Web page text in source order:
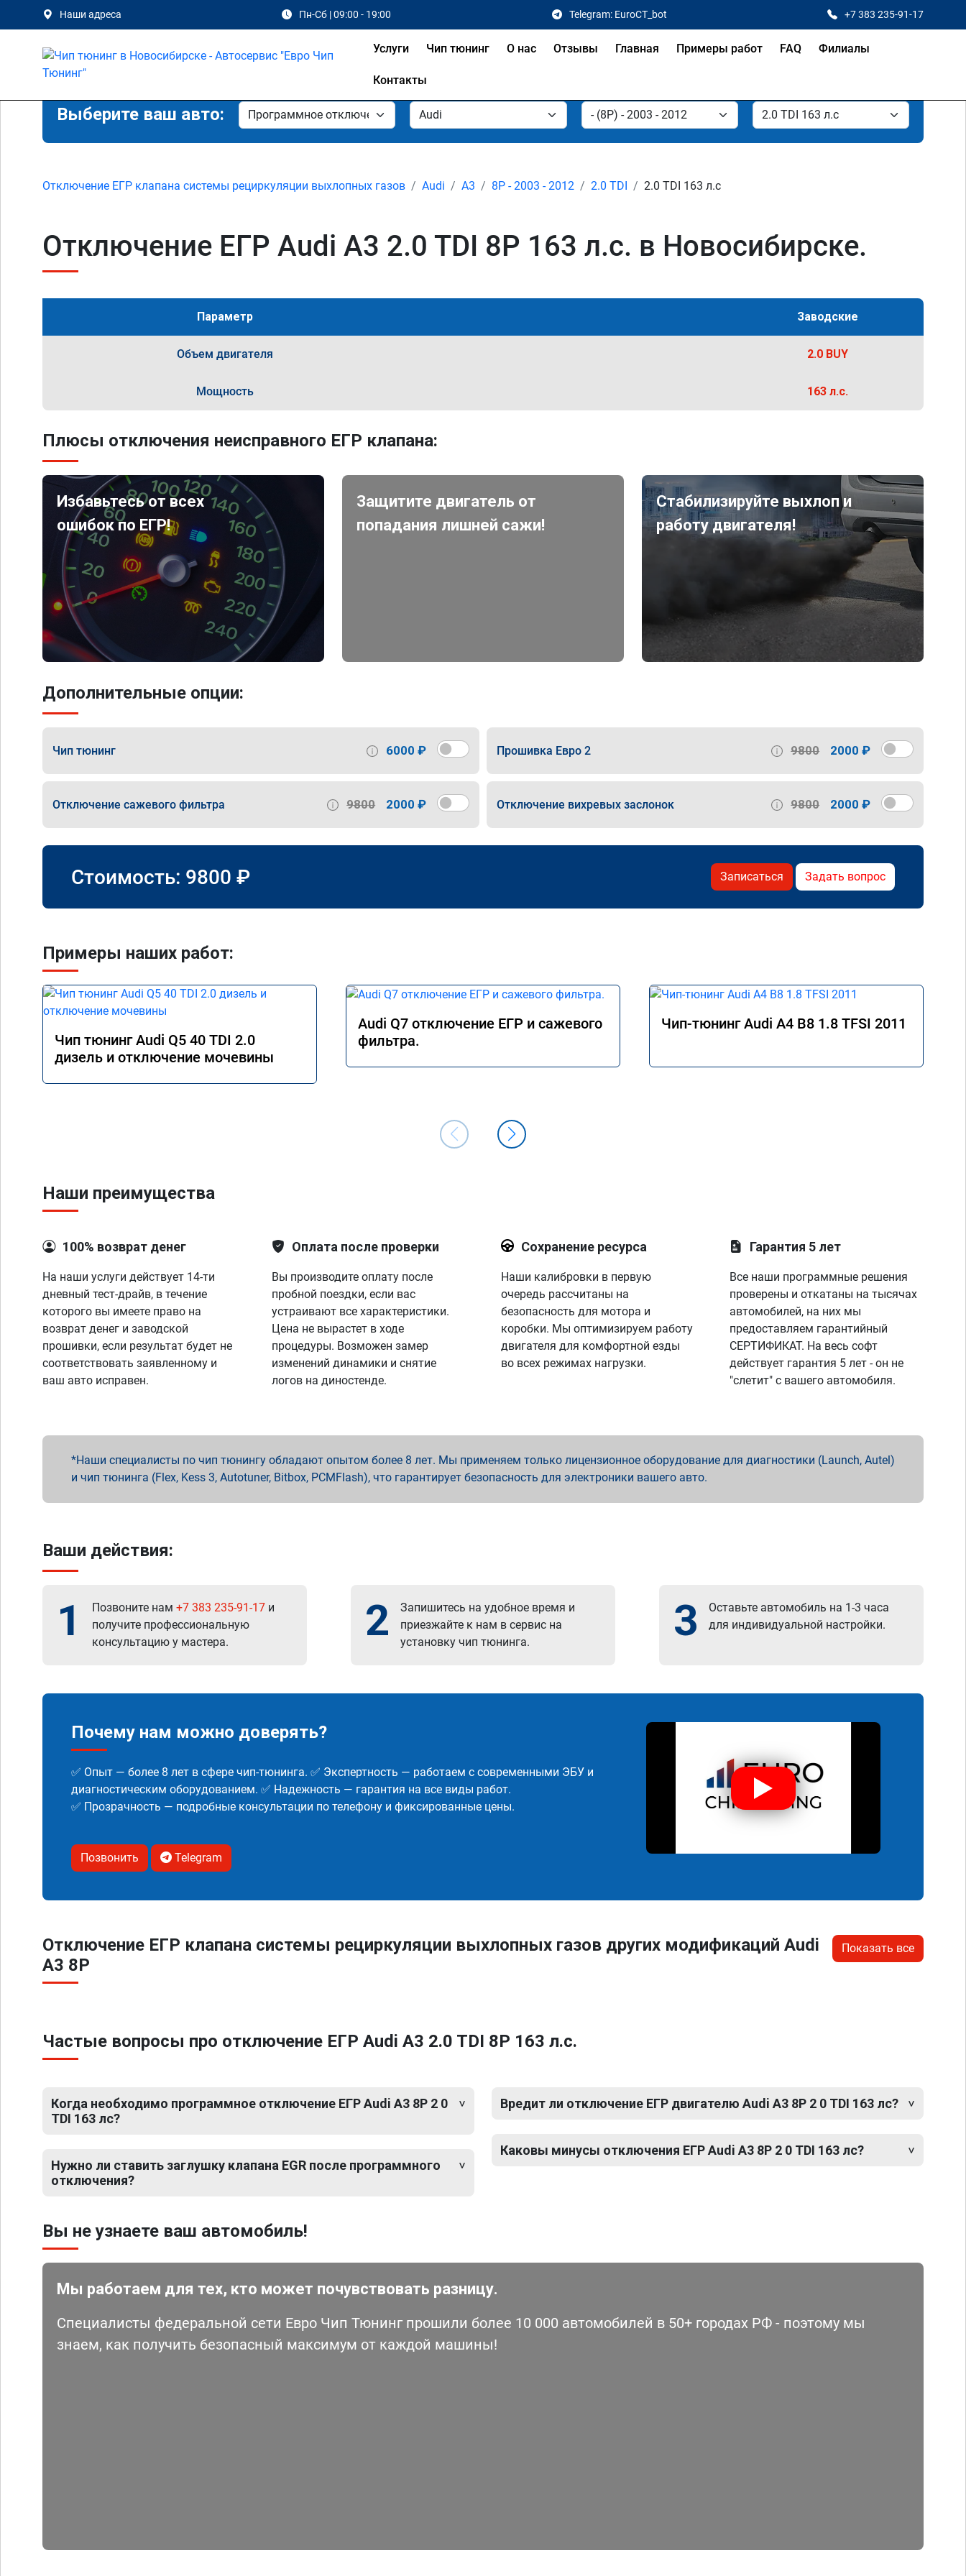
Наши адреса Пн-Сб | 09:00 - 19:00 Telegram: EuroCT_bot +7 383 235-91-17
Услуги Чип тюнинг О нас Отзывы Главная Примеры работ FAQ Филиалы
Контакты
Выберите ваш авто:
Отключение ЕГР клапана системы рециркуляции выхлопных газов Audi A3 8P - 2003 - 2012 2.0 TDI 2.0 TDI 163 л.с
Отключение ЕГР Audi A3 2.0 TDI 8P 163 л.с. в Новосибирске.
Параметр Заводские
Объем двигателя 2.0 BUY
Мощность 163 л.с.
Плюсы отключения неисправного ЕГР клапана:
Избавьтесь от всех
ошибок по ЕГР!
Защитите двигатель от
попадания лишней сажи!
Стабилизируйте выхлоп и
работу двигателя!
Дополнительные опции:
Чип тюнинг 6000 ₽ Прошивка Евро 2 9800 2000 ₽
Отключение сажевого фильтра 9800 2000 ₽ Отключение вихревых заслонок 9800 2000 ₽
Стоимость: 9800 ₽ Записаться Задать вопрос
Примеры наших работ:
Чип тюнинг Audi Q5 40 TDI 2.0
дизель и отключение мочевины
Audi Q7 отключение ЕГР и сажевого
фильтра.
Чип-тюнинг Audi A4 B8 1.8 TFSI 2011
Наши преимущества
100% возврат денег
На наши услуги действует 14-ти
дневный тест-драйв, в течение
которого вы имеете право на
возврат денег и заводской
прошивки, если результат будет не
соответствовать заявленному и
ваш авто исправен.
Оплата после проверки
Вы производите оплату после
пробной поездки, если вас
устраивают все характеристики.
Цена не вырастет в ходе
процедуры. Возможен замер
изменений динамики и снятие
логов на диностенде.
Сохранение ресурса
Наши калибровки в первую
очередь рассчитаны на
безопасность для мотора и
коробки. Мы оптимизируем работу
двигателя для комфортной езды
во всех режимах нагрузки.
Гарантия 5 лет
Все наши программные решения
проверены и откатаны на тысячах
автомобилей, на них мы
предоставляем гарантийный
СЕРТИФИКАТ. На весь софт
действует гарантия 5 лет - он не
"слетит" с вашего автомобиля.
Наши специалисты по чип тюнингу обладают опытом более 8 лет. Мы применяем только лицензионное оборудование для диагностики (Launch, Autel)
и чип тюнинга (Flex, Kess 3, Autotuner, Bitbox, PCMFlash), что гарантирует безопасность для электроники вашего авто.
Ваши действия:
1 Позвоните нам +7 383 235-91-17 и
получите профессиональную
консультацию у мастера.
2
Запишитесь на удобное время и
приезжайте к нам в сервис на
установку чип тюнинга.
3
Оставьте автомобиль на 1-3 часа
для индивидуальной настройки.
Почему нам можно доверять?
✅ Опыт — более 8 лет в сфере чип-тюнинга. ✅ Экспертность — работаем с современными ЭБУ и
диагностическим оборудованием. ✅ Надежность — гарантия на все виды работ.
✅ Прозрачность — подробные консультации по телефону и фиксированные цены.
Позвонить Telegram
Отключение ЕГР клапана системы рециркуляции выхлопных газов других модификаций Audi
A3 8P
Показать все
Частые вопросы про отключение ЕГР Audi A3 2.0 TDI 8P 163 л.с.
Когда необходимо программное отключение ЕГР Audi A3 8P 2 0
TDI 163 лс?
Нужно ли ставить заглушку клапана EGR после программного
отключения?
Вредит ли отключение ЕГР двигателю Audi A3 8P 2 0 TDI 163 лс?
Каковы минусы отключения ЕГР Audi A3 8P 2 0 TDI 163 лс?
Вы не узнаете ваш автомобиль!
Мы работаем для тех, кто может почувствовать разницу.
Специалисты федеральной сети Евро Чип Тюнинг прошили более 10 000 автомобилей в 50+ городах РФ - поэтому мы
знаем, как получить безопасный максимум от каждой машины!